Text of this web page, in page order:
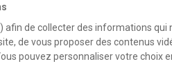
-Bases de
afin de collecter des informations
de vous proposer des contenus
pouvez personnaliser votre choix